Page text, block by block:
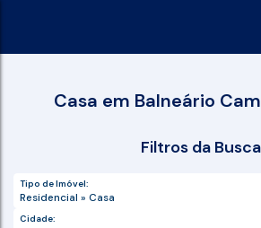
Casa em Balneário
Tipo de Imóvel:
Residencial » Casa